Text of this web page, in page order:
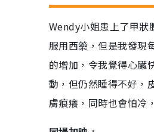
Wendy小姐患上了甲狀
服用西藥，但是我發現
的增加，令我覺得心臟
動，但仍然睡得不好，
膚痕癢，同時也會怕冷